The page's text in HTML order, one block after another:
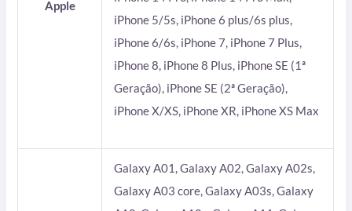
Apple
iPhone 5/5s, iPhone 6 plus/6s plus,
iPhone 6/6s, iPhone 7, iPhone 7 Plus,
iPhone 8, iPhone 8 Plus, iPhone SE (1ª
Geração), iPhone SE (2ª Geração),
iPhone X/XS, iPhone XR, iPhone XS Max
Galaxy A01, Galaxy A02, Galaxy A02s,
Galaxy A03 core, Galaxy A03s, Galaxy